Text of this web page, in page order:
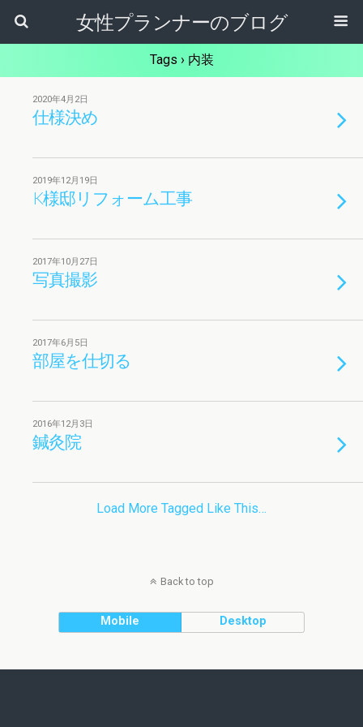
女性プランナーのブログ
Tags › 内装
2020年4月2日
仕様決め
2019年12月19日
K様邸リフォーム工事
2017年10月27日
写真撮影
2017年6月5日
部屋を仕切る
2016年12月3日
鍼灸院
Load More Tagged Like This…
Back to top
Mobile Desktop